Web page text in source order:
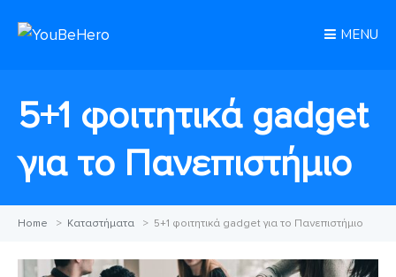
MENU
5+1 φοιτητικά gadget
για το Πανεπιστήμιο
Home > Καταστήματα > 5+1 φοιτητικά gadget για το Πανεπιστήμιο